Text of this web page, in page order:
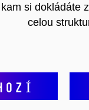
si dokládáte
celou